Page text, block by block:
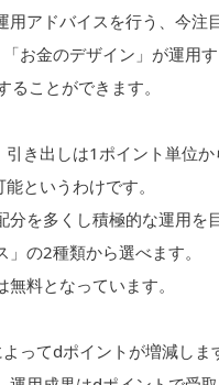
アドバイスを行う、今注
お金のデザイン」が運用
ことができます。
き出しは1ポイント単位
というわけです。
分を多くし積極的な運用
の2種類から選べます。
料となっています。
ってdポイントが増減し